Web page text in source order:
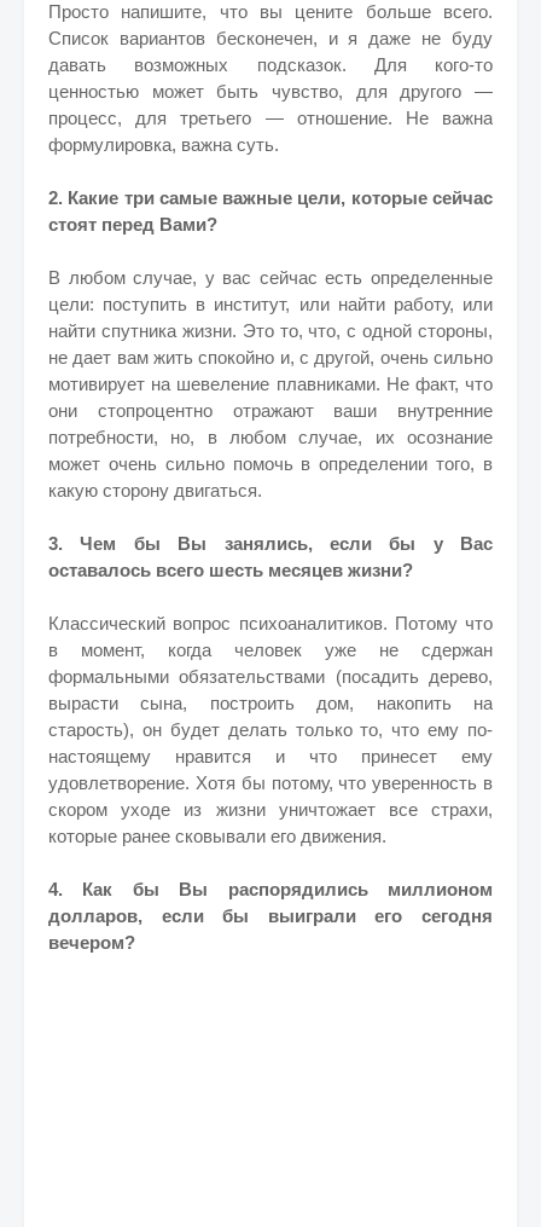
Просто напишите, что вы цените больше всего.
Список вариантов бесконечен, и я даже не буду
давать возможных подсказок. Для кого-то
ценностью может быть чувство, для другого —
процесс, для третьего — отношение. Не важна
формулировка, важна суть.
2. Какие три самые важные цели, которые сейчас
стоят перед Вами?
В любом случае, у вас сейчас есть определенные
цели: поступить в институт, или найти работу, или
найти спутника жизни. Это то, что, с одной стороны,
не дает вам жить спокойно и, с другой, очень сильно
мотивирует на шевеление плавниками. Не факт, что
они стопроцентно отражают ваши внутренние
потребности, но, в любом случае, их осознание
может очень сильно помочь в определении того, в
какую сторону двигаться.
3. Чем бы Вы занялись, если бы у Вас
оставалось всего шесть месяцев жизни?
Классический вопрос психоаналитиков. Потому что
в момент, когда человек уже не сдержан
формальными обязательствами (посадить дерево,
вырасти сына, построить дом, накопить на
старость), он будет делать только то, что ему по-
настоящему нравится и что принесет ему
удовлетворение. Хотя бы потому, что уверенность в
скором уходе из жизни уничтожает все страхи,
которые ранее сковывали его движения.
4. Как бы Вы распорядились миллионом
долларов, если бы выиграли его сегодня
вечером?